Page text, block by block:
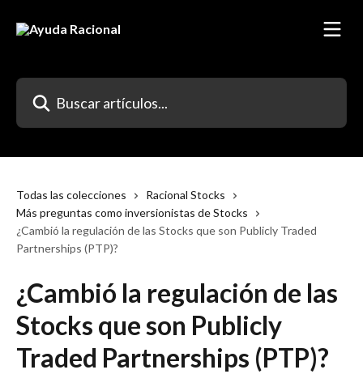
Buscar artículos...
Todas las colecciones
Racional Stocks
Más preguntas como inversionistas de Stocks
¿Cambió la regulación de las Stocks que son Publicly Traded
Partnerships (PTP)?
¿Cambió la regulación de las
Stocks que son Publicly
Traded Partnerships (PTP)?